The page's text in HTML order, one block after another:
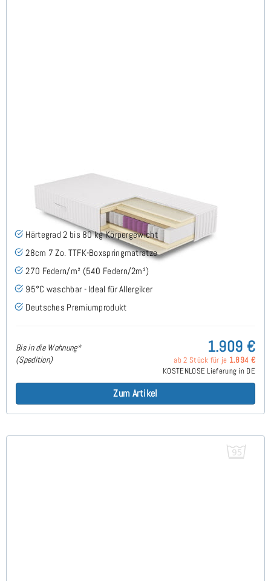
FLAVUS H2 (95° Bezug) TTFK Matratze 120x220 cm -
Sonderanfertigung
(3)
Härtegrad 2 bis 80 kg Körpergewicht
28cm 7 Zo. TTFK-Boxspringmatratze
270 Federn/m² (540 Federn/2m²)
95°C waschbar - Ideal für Allergiker
Deutsches Premiumprodukt
Bis in die Wohnung*
(Spedition)
1.909 €
ab 2 Stück für je 1.894 €
KOSTENLOSE Lieferung in DE
Zum Artikel